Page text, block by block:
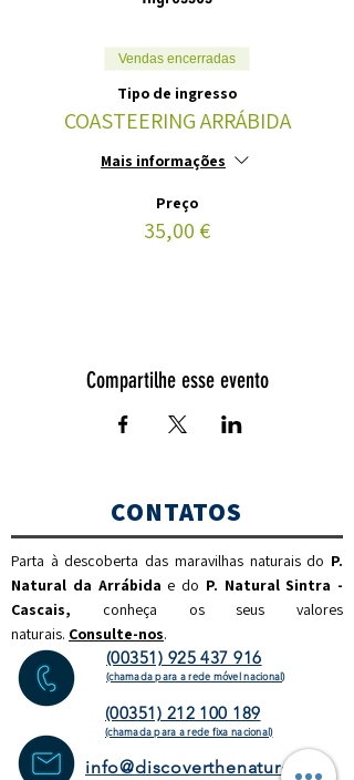
Vendas encerradas
Tipo de ingresso
COASTEERING ARRÁBIDA
Mais informações
Preço
35,00 €
Compartilhe esse evento
CONTATOS
Parta à descoberta das maravilhas naturais do P.
Natural da Arrábida e do P. Natural Sintra -
Cascais, conheça os seus valores
naturais. Consulte-nos.
(00351) 925 437 916
(chamada para a rede móvel nacional)
(00351) 212 100 189
(chamada para a rede fixa nacional)
info@discoverthenature.com